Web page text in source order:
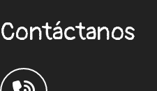
Contáctanos